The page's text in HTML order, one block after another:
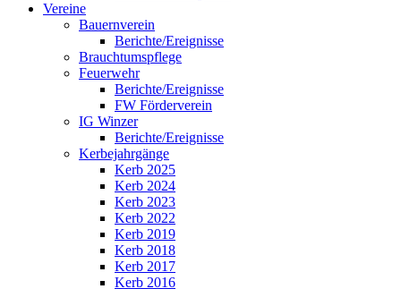
Vereine
Bauernverein
Berichte/Ereignisse
Brauchtumspflege
Feuerwehr
Berichte/Ereignisse
FW Förderverein
IG Winzer
Berichte/Ereignisse
Kerbejahrgänge
Kerb 2025
Kerb 2024
Kerb 2023
Kerb 2022
Kerb 2019
Kerb 2018
Kerb 2017
Kerb 2016